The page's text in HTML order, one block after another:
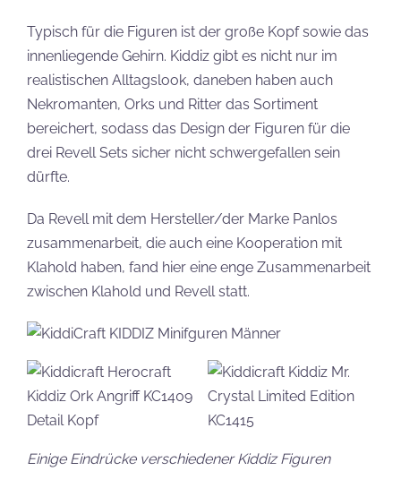
Typisch für die Figuren ist der große Kopf sowie das
innenliegende Gehirn. Kiddiz gibt es nicht nur im
realistischen Alltagslook, daneben haben auch
Nekromanten, Orks und Ritter das Sortiment
bereichert, sodass das Design der Figuren für die
drei Revell Sets sicher nicht schwergefallen sein
dürfte.
Da Revell mit dem Hersteller/der Marke Panlos
zusammenarbeit, die auch eine Kooperation mit
Klahold haben, fand hier eine enge Zusammenarbeit
zwischen Klahold und Revell statt.
Einige Eindrücke verschiedener Kiddiz Figuren